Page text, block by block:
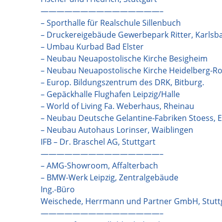
———————————————–
– Sporthalle für Realschule Sillenbuch
– Druckereigebäude Gewerbepark Ritter,
– Umbau Kurbad Bad Elster
– Neubau Neuapostolische Kirche Besigheim
– Neubau Neuapostolische Kirche Heidelberg-
– Europ. Bildungszentrum des DRK, Bitburg.
– Gepäckhalle Flughafen Leipzig/Halle
– World of Living Fa. Weberhaus, Rheinau
– Neubau Deutsche Gelantine-Fabriken Stoess,
– Neubau Autohaus Lorinser, Waiblingen
IFB – Dr. Braschel AG, Stuttgart
———————————————–
– AMG-Showroom, Affalterbach
– BMW-Werk Leipzig, Zentralgebäude
Ing.-Büro
Weischede, Herrmann und Partner GmbH,
———————————————–